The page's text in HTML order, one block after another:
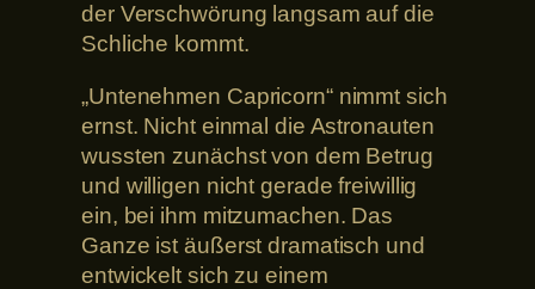
der Verschwörung langsam auf die
Schliche kommt.
„Untenehmen Capricorn“ nimmt sich
ernst. Nicht einmal die Astronauten
wussten zunächst von dem Betrug
und willigen nicht gerade freiwillig
ein, bei ihm mitzumachen. Das
Ganze ist äußerst dramatisch und
entwickelt sich zu einem